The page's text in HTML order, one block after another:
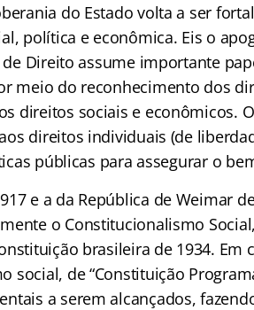
do Estado volta a ser
política e econômica. Eis o
Direito assume importante
meio do reconhecimento dos
direitos sociais e econômicos.
direitos individuais (de
públicas para assegurar o
e a da República de Weimar
o Constitucionalismo
brasileira de 1934. Em
social, de “Constituição
a serem alcançados,